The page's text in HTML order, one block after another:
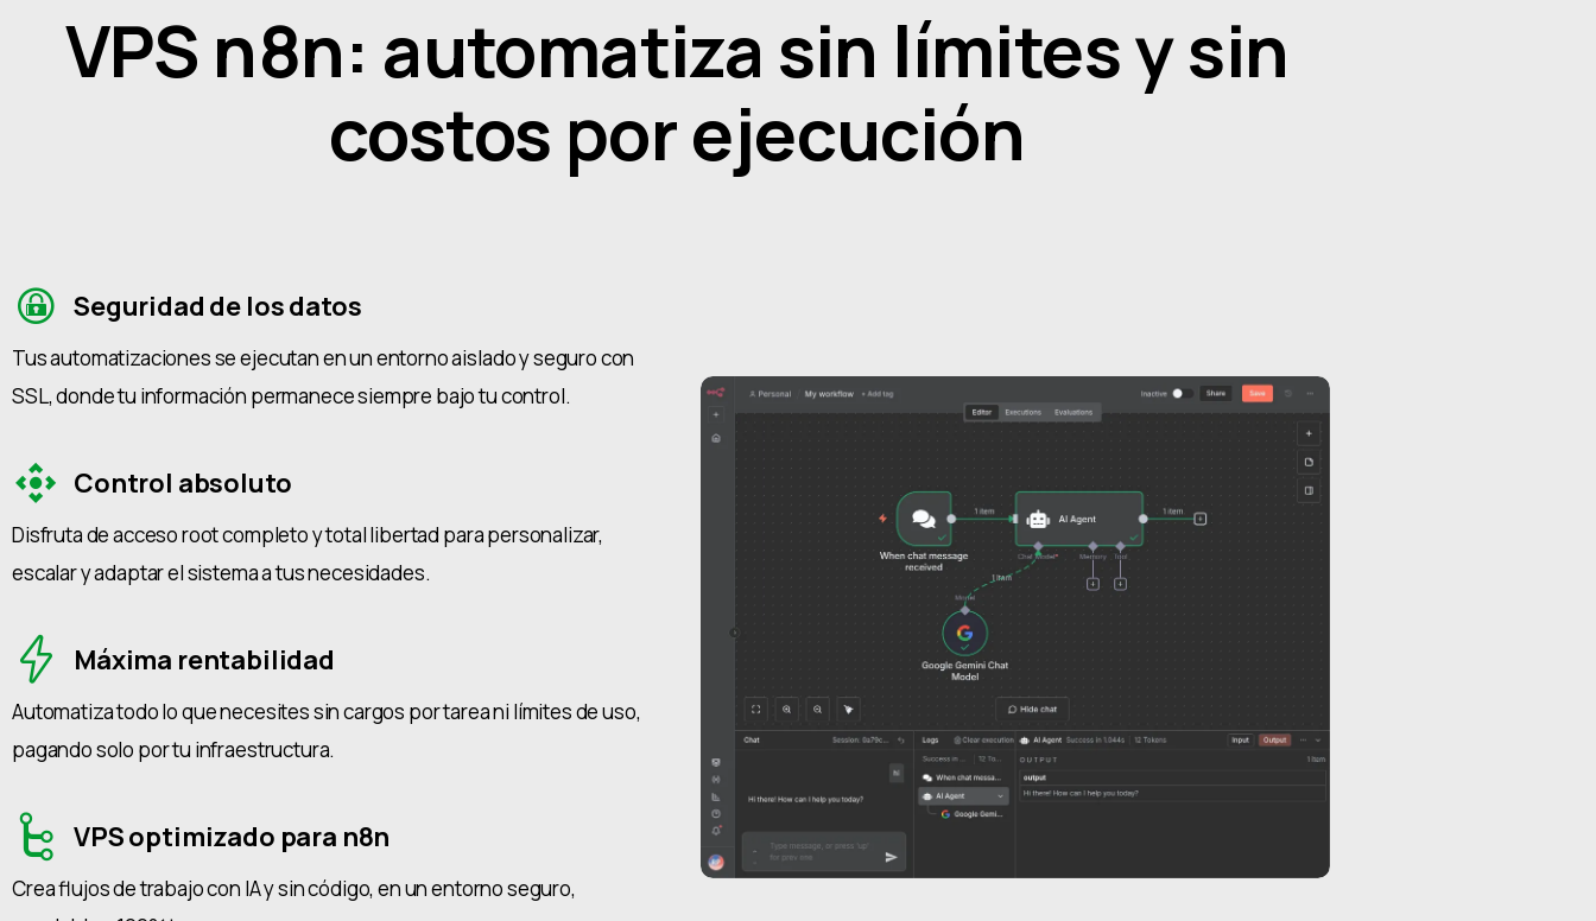
VPS n8n: automatiza sin límites y sin
costos por ejecución
Seguridad de los datos
Tus automatizaciones se ejecutan en un entorno aislado y seguro con
SSL, donde tu información permanece siempre bajo tu control.
Control absoluto
Disfruta de acceso root completo y total libertad para personalizar,
escalar y adaptar el sistema a tus necesidades.
Máxima rentabilidad
Automatiza todo lo que necesites sin cargos por tarea ni límites de uso,
pagando solo por tu infraestructura.
VPS optimizado para n8n
Crea flujos de trabajo con IA y sin código, en un entorno seguro,